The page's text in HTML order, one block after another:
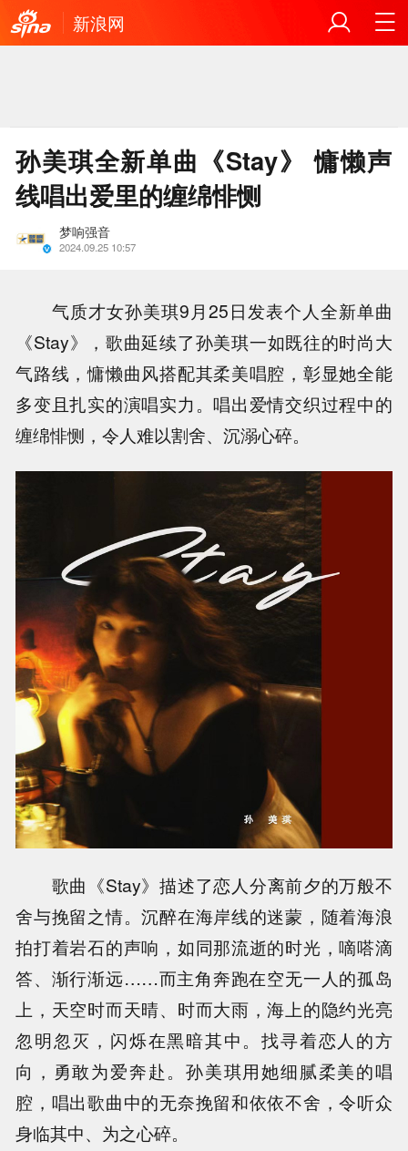
新浪网
孙美琪全新单曲《Stay》 慵懒声
线唱出爱里的缠绵悱恻
梦响强音
2024.09.25 10:57
气质才女孙美琪9月25日发表个人全新单曲
《Stay》，歌曲延续了孙美琪一如既往的时尚大
气路线，慵懒曲风搭配其柔美唱腔，彰显她全能
多变且扎实的演唱实力。唱出爱情交织过程中的
缠绵悱恻，令人难以割舍、沉溺心碎。
歌曲《Stay》描述了恋人分离前夕的万般不
舍与挽留之情。沉醉在海岸线的迷蒙，随着海浪
拍打着岩石的声响，如同那流逝的时光，嘀嗒滴
答、渐行渐远……而主角奔跑在空无一人的孤岛
上，天空时而天晴、时而大雨，海上的隐约光亮
忽明忽灭，闪烁在黑暗其中。找寻着恋人的方
向，勇敢为爱奔赴。孙美琪用她细腻柔美的唱
腔，唱出歌曲中的无奈挽留和依依不舍，令听众
身临其中、为之心碎。